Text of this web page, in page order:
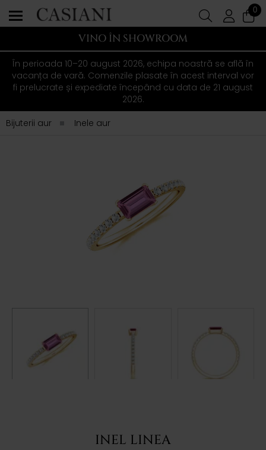
0
VINO ÎN SHOWROOM
În perioada 10–20 august 2026, echipa noastră se află în
vacanța de vară. Comenzile plasate în acest interval vor
fi prelucrate și expediate începând cu data de 21 august
2026.
Bijuterii aur
Inele aur
INEL LINEA